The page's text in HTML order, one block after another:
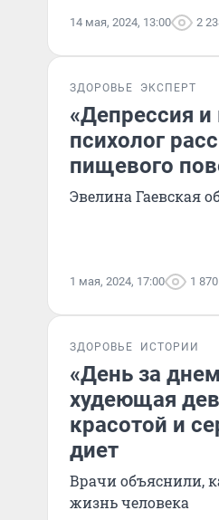
14 мая, 2024, 13:00 2
ЗДОРОВЬЕ ЭКСПЕРТ
«Депрессия
психолог
пищевого
Эвелина Гаевская
1 мая, 2024, 17:00 1 870
ЗДОРОВЬЕ ИСТОРИИ
«День за
худеющая
красотой и
диет
Врачи объяснили,
жизнь человека